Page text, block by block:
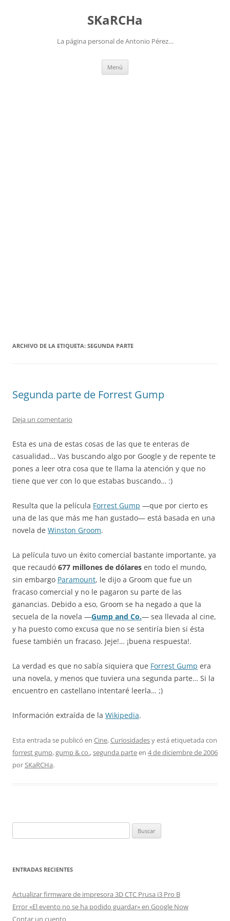
SKaRCHa
La página personal de Antonio Pérez…
Menú
ARCHIVO DE LA ETIQUETA: SEGUNDA PARTE
Segunda parte de Forrest Gump
Deja un comentario
Esta es una de estas cosas de las que te enteras de
casualidad… Vas buscando algo por Google y de repente te
pones a leer otra cosa que te llama la atención y que no
tiene que ver con lo que estabas buscando… :)
Resulta que la película Forrest Gump —que por cierto es
una de las que más me han gustado— está basada en una
novela de Winston Groom.
La película tuvo un éxito comercial bastante importante, ya
que recaudó 677 millones de dólares en todo el mundo,
sin embargo Paramount, le dijo a Groom que fue un
fracaso comercial y no le pagaron su parte de las
ganancias. Debido a eso, Groom se ha negado a que la
secuela de la novela —Gump and Co.— sea llevada al cine,
y ha puesto como excusa que no se sentiría bien si ésta
fuese también un fracaso. Jeje!… ¡buena respuesta!.
La verdad es que no sabía siquiera que Forrest Gump era
una novela, y menos que tuviera una segunda parte… Si la
encuentro en castellano intentaré leerla… ;)
Información extraída de la Wikipedia.
Esta entrada se publicó en Cine,Curiosidadesy está etiquetada con
forrest gump,gump & co.,segunda parteen 4 de diciembre de 2006
porSKaRCHa.
ENTRADAS RECIENTES
Actualizar firmware de impresora 3D CTC Prusa i3 Pro B
Error «El evento no se ha podido guardar» en Google Now
Contar un cuento